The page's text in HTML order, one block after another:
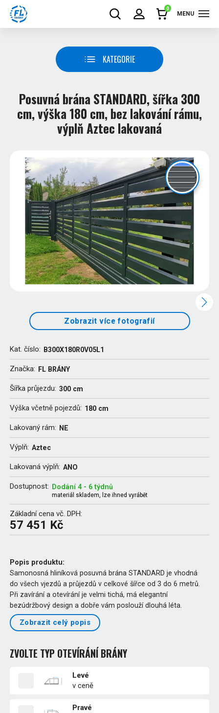
0
MENU
KATEGORIE
Posuvná brána STANDARD, šířka 300
cm, výška 180 cm, bez lakování rámu,
výplň Aztec lakovaná
Zobrazit více fotografií
Kat. číslo: B300X180R0V05L1
Značka: FL BRÁNY
Šířka průjezdu: 300 cm
Výška včetně pojezdů: 180 cm
Lakovaný rám: NE
Výplň: Aztec
Lakovaná výplň: ANO
Dostupnost: Dodání 4 - 6 týdnů
materiál skladem, lze ihned vyrábět
Základní cena vč. DPH:
57 451 Kč
Popis produktu:
Samonosná hliníková posuvná brána STANDARD je vhodná
do všech vjezdů a průjezdů v celkové šířce od 3 do 6 metrů.
Při zavírání a otevírání je velmi tichá, má elegantní
bezúdržbový design a dobře vám poslouží dlouhá léta.
Zobrazit celý popis
ZVOLTE TYP OTEVÍRÁNÍ BRÁNY
Levé
v ceně
Pravé